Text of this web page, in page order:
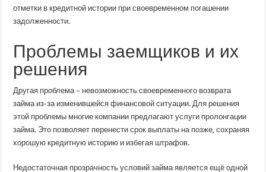
отметки в кредитной истории при своевременном погашении
задолженности.
Проблемы заемщиков и их
решения
Другая проблема – невозможность своевременного возврата
займа из-за изменившейся финансовой ситуации. Для решения
этой проблемы многие компании предлагают услуги пролонгации
займа. Это позволяет перенести срок выплаты на позже, сохраняя
хорошую кредитную историю и избегая штрафов.
Недостаточная прозрачность условий займа является ещё одной